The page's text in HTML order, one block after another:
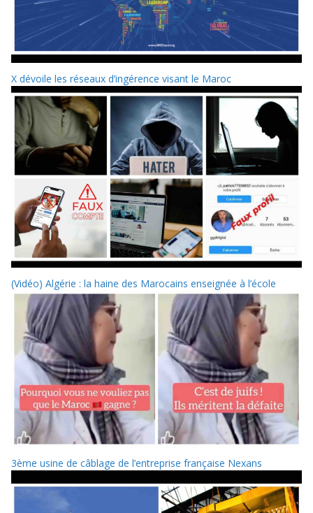
X dévoile les réseaux d’ingérence visant le Maroc
(Vidéo) Algérie : la haine des Marocains enseignée à l’école
3ème usine de câblage de l’entreprise française Nexans